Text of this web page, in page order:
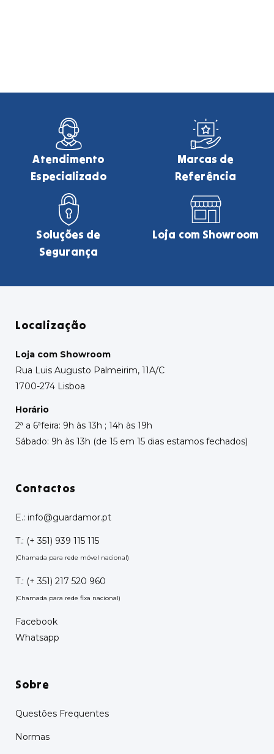
Atendimento
Especializado
Marcas de
Referência
Soluções de
Segurança
Loja com Showroom
Localização
Loja com Showroom
Rua Luis Augusto Palmeirim, 11A/C
1700-274 Lisboa
Horário
2ª a 6ªfeira: 9h às 13h ; 14h às 19h
Sábado: 9h às 13h (de 15 em 15 dias estamos fechados)
Contactos
E.: info@guardamor.pt
T.: (+ 351) 939 115 115
(Chamada para rede móvel nacional)
T.: (+ 351) 217 520 960
(Chamada para rede fixa nacional)
Facebook
Whatsapp
Sobre
Questões Frequentes
Normas